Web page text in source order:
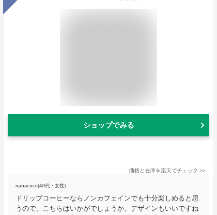
ショップでみる
価格と在庫を楽天でチェック >>
nanacoco(40代・女性)
ドリップコーヒーならノンカフェインでも十分楽しめると思
うので、こちらはいかがでしょうか。デザインもいいですね